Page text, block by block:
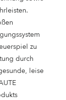
zu
durch
leise